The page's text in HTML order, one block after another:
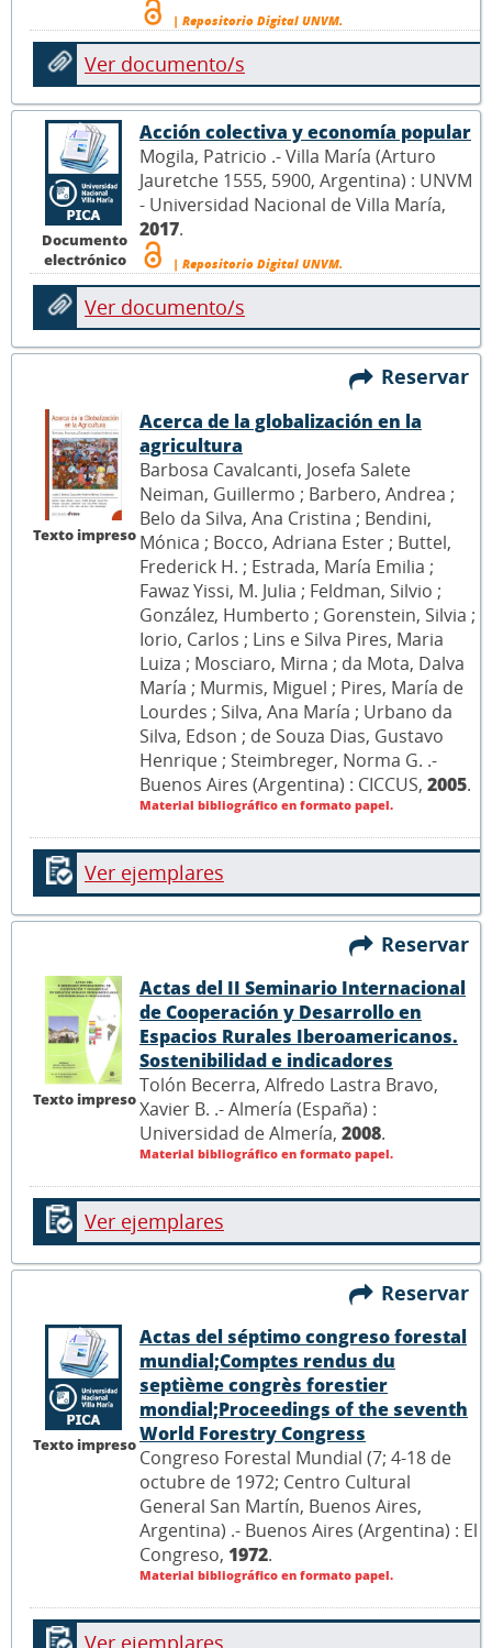
| Repositorio Digital UNVM.
Ver documento/s
Documento
electrónico
Acción colectiva y economía popular
Mogila, Patricio .- Villa María (Arturo
Jauretche 1555, 5900, Argentina) : UNVM
- Universidad Nacional de Villa María,
2017.
| Repositorio Digital UNVM.
Ver documento/s
Reservar
Texto impreso
Acerca de la globalización en la
agricultura
Barbosa Cavalcanti, Josefa Salete
Neiman, Guillermo ; Barbero, Andrea ;
Belo da Silva, Ana Cristina ; Bendini,
Mónica ; Bocco, Adriana Ester ; Buttel,
Frederick H. ; Estrada, María Emilia ;
Fawaz Yissi, M. Julia ; Feldman, Silvio ;
González, Humberto ; Gorenstein, Silvia ;
Iorio, Carlos ; Lins e Silva Pires, Maria
Luiza ; Mosciaro, Mirna ; da Mota, Dalva
María ; Murmis, Miguel ; Pires, María de
Lourdes ; Silva, Ana María ; Urbano da
Silva, Edson ; de Souza Dias, Gustavo
Henrique ; Steimbreger, Norma G. .-
Buenos Aires (Argentina) : CICCUS, 2005.
Material bibliográfico en formato papel.
Ver ejemplares
Reservar
Texto impreso
Actas del II Seminario Internacional
de Cooperación y Desarrollo en
Espacios Rurales Iberoamericanos.
Sostenibilidad e indicadores
Tolón Becerra, Alfredo Lastra Bravo,
Xavier B. .- Almería (España) :
Universidad de Almería, 2008.
Material bibliográfico en formato papel.
Ver ejemplares
Reservar
Texto impreso
Actas del séptimo congreso forestal
mundial;Comptes rendus du
septième congrès forestier
mondial;Proceedings of the seventh
World Forestry Congress
Congreso Forestal Mundial (7; 4-18 de
octubre de 1972; Centro Cultural
General San Martín, Buenos Aires,
Argentina) .- Buenos Aires (Argentina) : El
Congreso, 1972.
Material bibliográfico en formato papel.
Ver ejemplares